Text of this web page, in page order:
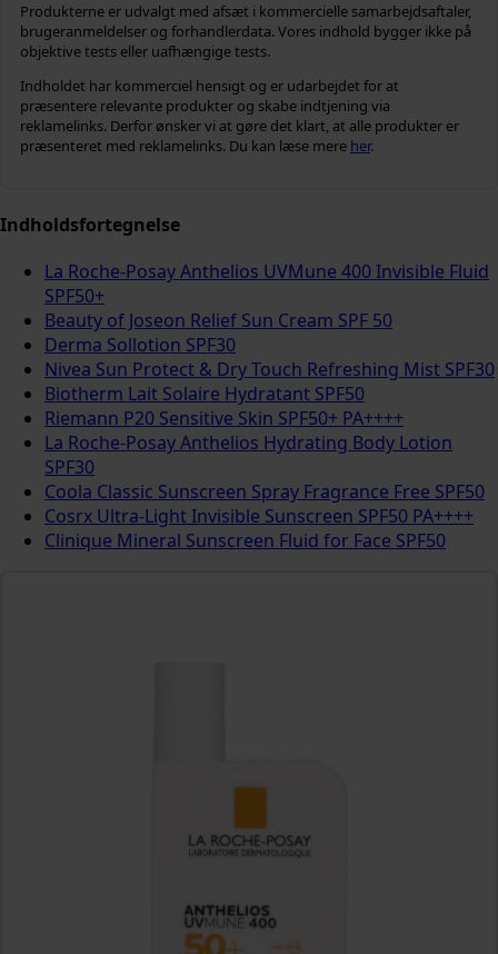
Produkterne er udvalgt med afsæt i kommercielle samarbejdsaftaler,
brugeranmeldelser og forhandlerdata. Vores indhold bygger ikke på
objektive tests eller uafhængige tests.
Indholdet har kommerciel hensigt og er udarbejdet for at
præsentere relevante produkter og skabe indtjening via
reklamelinks. Derfor ønsker vi at gøre det klart, at alle produkter er
præsenteret med reklamelinks. Du kan læse mere her.
Indholdsfortegnelse
La Roche-Posay Anthelios UVMune 400 Invisible Fluid
SPF50+
Beauty of Joseon Relief Sun Cream SPF 50
Derma Sollotion SPF30
Nivea Sun Protect & Dry Touch Refreshing Mist SPF30
Biotherm Lait Solaire Hydratant SPF50
Riemann P20 Sensitive Skin SPF50+ PA++++
La Roche-Posay Anthelios Hydrating Body Lotion
SPF30
Coola Classic Sunscreen Spray Fragrance Free SPF50
Cosrx Ultra-Light Invisible Sunscreen SPF50 PA++++
Clinique Mineral Sunscreen Fluid for Face SPF50